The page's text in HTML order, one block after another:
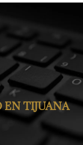
EN TIJUANA